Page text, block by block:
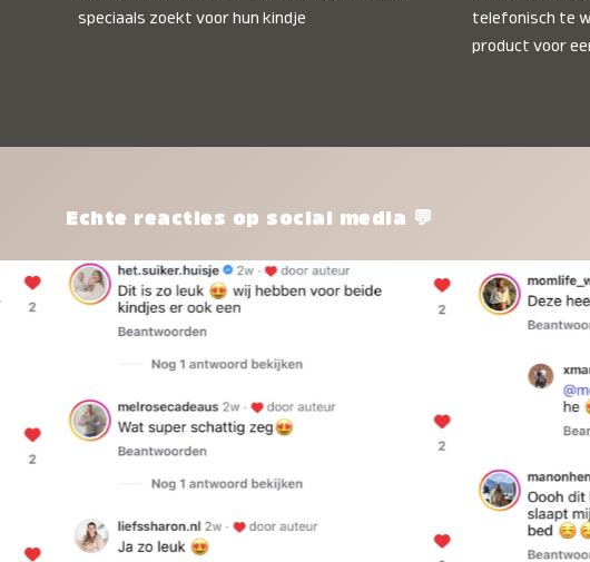
speciaals zoekt voor hun kindje
telefonisch te
product voor
Echte reacties op social media 💬